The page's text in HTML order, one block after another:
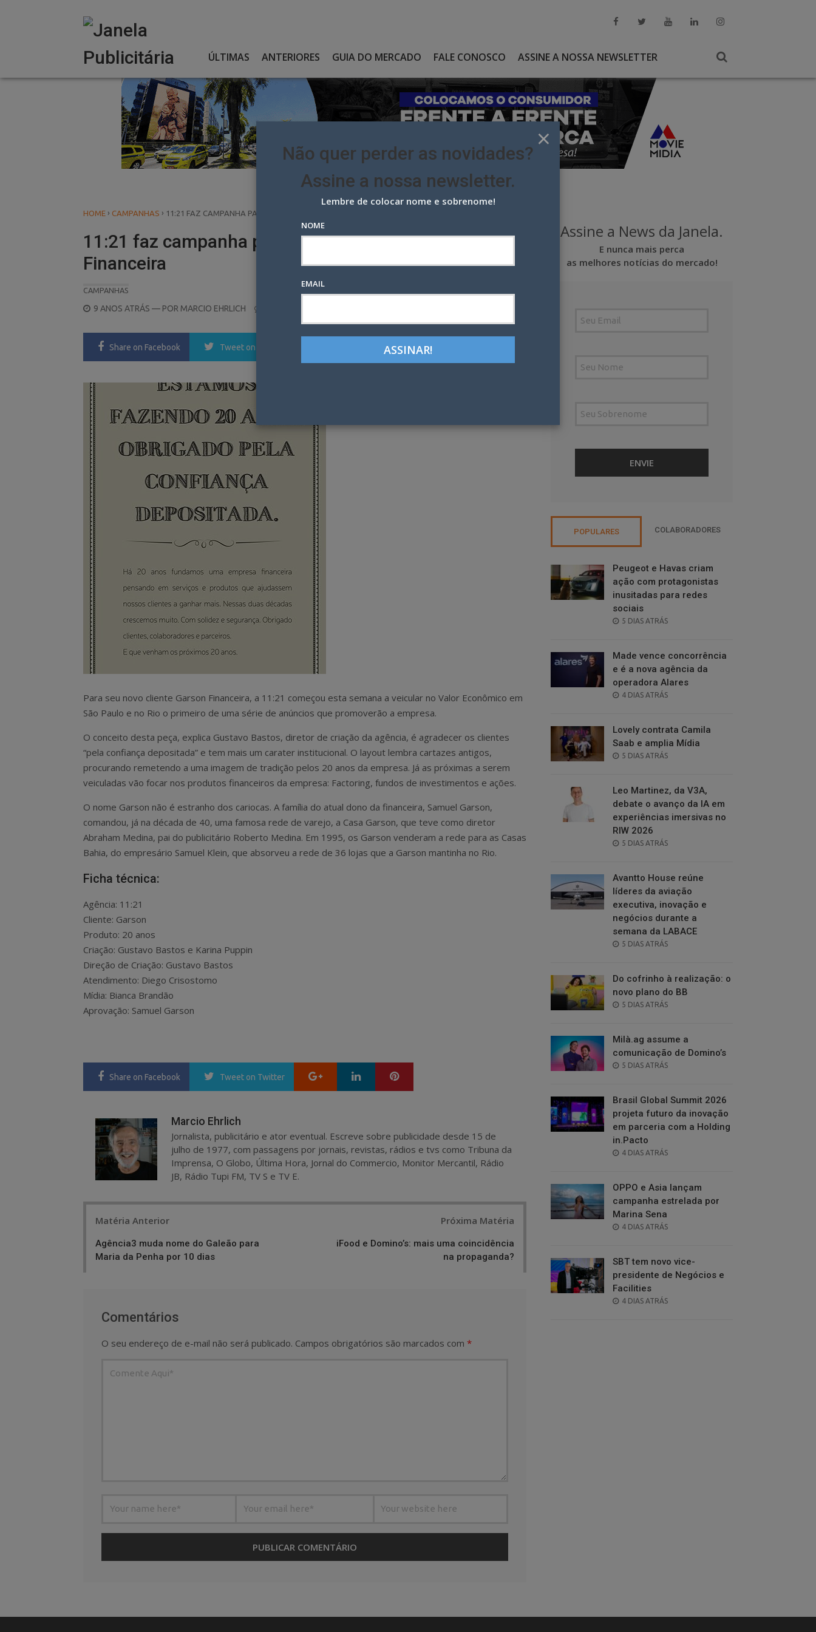
ÚLTIMAS ANTERIORES GUIA DO MERCADO FALE CONOSCO ASSINE A NOSSA NEWSLETTER
HOME › CAMPANHAS › 11:21 FAZ CAMPANHA PARA CELEBRAR 20 ANOS DA GARSON FINANCEIRA
11:21 faz campanha para celebrar 20 anos da Garson
Financeira
CAMPANHAS
POSTED
9 ANOS ATRÁS — POR MARCIO EHRLICH
Share on Facebook Tweet on Twitter LinkedIn Pinterest
Para seu novo cliente Garson Financeira, a 11:21 começou esta semana a veicular no Valor Econômico em
São Paulo e no Rio o primeiro de uma série de anúncios que promoverão a empresa.
O conceito desta peça, explica Gustavo Bastos, diretor de criação da agência, é agradecer os clientes
“pela confiança depositada” e tem mais um carater institucional. O layout lembra cartazes antigos,
procurando remetendo a uma imagem de tradição pelos 20 anos da empresa. Já as próximas a serem
veiculadas vão focar nos produtos financeiros da empresa: Factoring, fundos de investimentos e ações.
O nome Garson não é estranho dos cariocas. A família do atual dono da financeira, Samuel Garson,
comandou, já na década de 40, uma famosa rede de varejo, a Casa Garson, que teve como diretor
Abraham Medina, pai do publicitário Roberto Medina. Em 1995, os Garson venderam a rede para as Casas
Bahia, do empresário Samuel Klein, que absorveu a rede de 36 lojas que a Garson mantinha no Rio.
Ficha técnica:
Agência: 11:21
Cliente: Garson
Produto: 20 anos
Criação: Gustavo Bastos e Karina Puppin
Direção de Criação: Gustavo Bastos
Atendimento: Diego Crisostomo
Mídia: Bianca Brandão
Aprovação: Samuel Garson
Share on Facebook Tweet on Twitter Google+ LinkedIn
Marcio Ehrlich
Jornalista, publicitário e ator eventual. Escreve sobre publicidade desde 15 de
julho de 1977, com passagens por jornais, revistas, rádios e tvs como Tribuna da
Imprensa, O Globo, Última Hora, Jornal do Commercio, Monitor Mercantil, Rádio
JB, Rádio Tupi FM, TV S e TV E.
Matéria Anterior
Agência3 muda nome do Galeão para
Maria da Penha por 10 dias
Próxima Matéria
iFood e Domino’s: mais uma coincidência
na propaganda?
Comentários
O seu endereço de e-mail não será publicado. Campos obrigatórios são marcados com *
Assine a News da Janela.
E nunca mais perca
as melhores notícias do mercado!
POPULARES COLABORADORES
Peugeot e Havas criam
ação com protagonistas
inusitadas para redes
sociais
POSTED
5 DIAS ATRÁS
Made vence concorrência
e é a nova agência da
operadora Alares
POSTED
4 DIAS ATRÁS
Lovely contrata Camila
Saab e amplia Mídia
POSTED
5 DIAS ATRÁS
Leo Martinez, da V3A,
debate o avanço da IA em
experiências imersivas no
RIW 2026
POSTED
5 DIAS ATRÁS
Avantto House reúne
líderes da aviação
executiva, inovação e
negócios durante a
semana da LABACE
POSTED
5 DIAS ATRÁS
Do cofrinho à realização: o
novo plano do BB
POSTED
5 DIAS ATRÁS
Milà.ag assume a
comunicação de Domino’s
POSTED
5 DIAS ATRÁS
Brasil Global Summit 2026
projeta futuro da inovação
em parceria com a Holding
in.Pacto
POSTED
4 DIAS ATRÁS
OPPO e Asia lançam
campanha estrelada por
Marina Sena
POSTED
4 DIAS ATRÁS
SBT tem novo vice-
presidente de Negócios e
Facilities
POSTED
4 DIAS ATRÁS
×
Não quer perder as novidades?
Assine a nossa newsletter.
Lembre de colocar nome e sobrenome!
NOME
EMAIL